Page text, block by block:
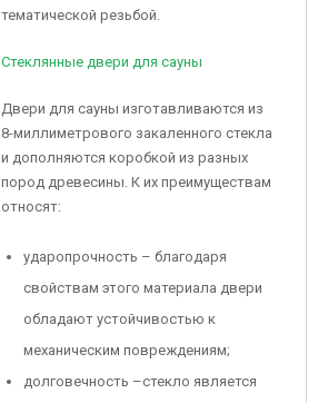
тематической резьбой.
Стеклянные двери для сауны
Двери для сауны изготавливаются из
8-миллиметрового закаленного стекла
и дополняются коробкой из разных
пород древесины. К их преимуществам
относят:
ударопрочность – благодаря
свойствам этого материала двери
обладают устойчивостью к
механическим повреждениям;
долговечность –стекло является